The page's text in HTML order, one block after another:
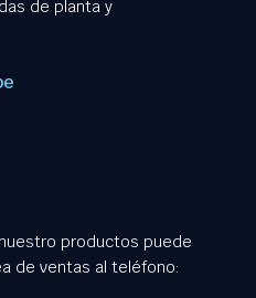
de planta y
productos puede
de ventas al teléfono: